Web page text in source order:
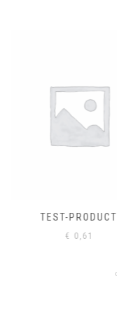
TEST-PRODUCT
€ 0,61